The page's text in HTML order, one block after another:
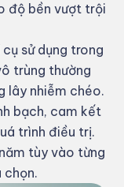
độ bền vượt trội
sử dụng trong
trùng thường
lây nhiễm chéo.
bạch, cam kết
trình điều trị.
tùy vào từng
chọn.